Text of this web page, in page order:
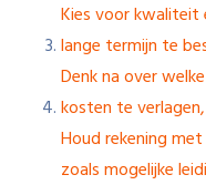
Kies voor kwaliteit
lange termijn te
Denk na over
kosten te
Houd rekening
zoals mogelijke